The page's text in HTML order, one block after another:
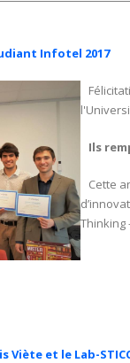
Infotel 2017
Ils
Cette
Thinking
Viète et le Lab-